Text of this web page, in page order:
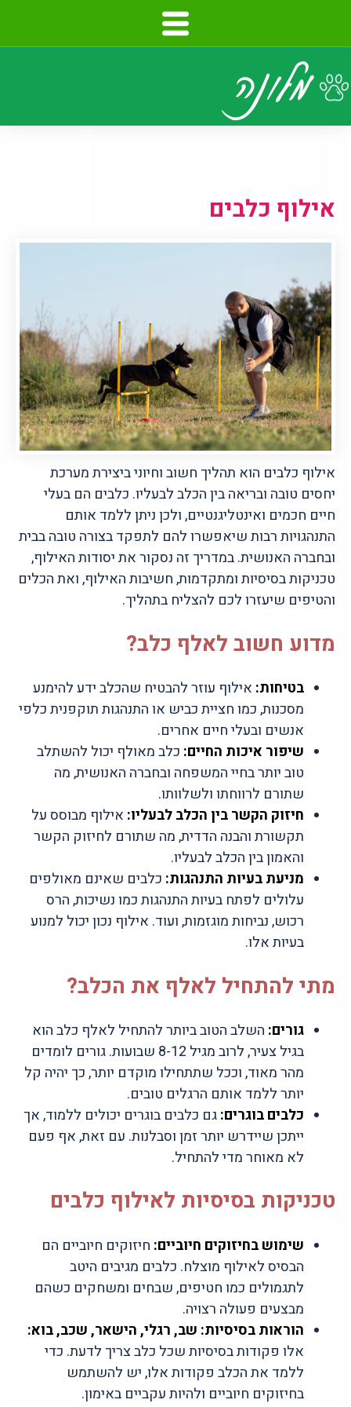
אילוף כלבים
אילוף כלבים הוא תהליך חשוב וחיוני ביצירת מערכת
יחסים טובה ובריאה בין הכלב לבעליו. כלבים הם בעלי
חיים חכמים ואינטליגנטיים, ולכן ניתן ללמד אותם
התנהגויות רבות שיאפשרו להם לתפקד בצורה טובה בבית
ובחברה האנושית. במדריך זה נסקור את יסודות האילוף,
טכניקות בסיסיות ומתקדמות, חשיבות האילוף, ואת הכלים
והטיפים שיעזרו לכם להצליח בתהליך.
מדוע חשוב לאלף כלב?
בטיחות: אילוף עוזר להבטיח שהכלב ידע להימנע
מסכנות, כמו חציית כביש או התנהגות תוקפנית כלפי
אנשים ובעלי חיים אחרים.
שיפור איכות החיים: כלב מאולף יכול להשתלב
טוב יותר בחיי המשפחה ובחברה האנושית, מה
שתורם לרווחתו ולשלוותו.
חיזוק הקשר בין הכלב לבעליו: אילוף מבוסס על
תקשורת והבנה הדדית, מה שתורם לחיזוק הקשר
והאמון בין הכלב לבעליו.
מניעת בעיות התנהגות: כלבים שאינם מאולפים
עלולים לפתח בעיות התנהגות כמו נשיכות, הרס
רכוש, נביחות מוגזמות, ועוד. אילוף נכון יכול למנוע
בעיות אלו.
מתי להתחיל לאלף את הכלב?
גורים: השלב הטוב ביותר להתחיל לאלף כלב הוא
בגיל צעיר, לרוב מגיל 8-12 שבועות. גורים לומדים
מהר מאוד, וככל שתתחילו מוקדם יותר, כך יהיה קל
יותר ללמד אותם הרגלים טובים.
כלבים בוגרים:גם כלבים בוגרים יכולים ללמוד, אך
ייתכן שיידרש יותר זמן וסבלנות. עם זאת, אף פעם
לא מאוחר מדי להתחיל.
טכניקות בסיסיות לאילוף כלבים
שימוש בחיזוקים חיוביים: חיזוקים חיוביים הם
הבסיס לאילוף מוצלח. כלבים מגיבים היטב
לתגמולים כמו חטיפים, שבחים ומשחקים כשהם
מבצעים פעולה רצויה.
הוראות בסיסיות: שב, רגלי, הישאר, שכב, בוא:
אלו פקודות בסיסיות שכל כלב צריך לדעת. כדי
ללמד את הכלב פקודות אלו, יש להשתמש
בחיזוקים חיוביים ולהיות עקביים באימון.